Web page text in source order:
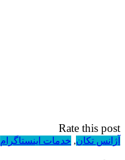
Rate this post
آژانس تکان, خدمات اینستاگرام